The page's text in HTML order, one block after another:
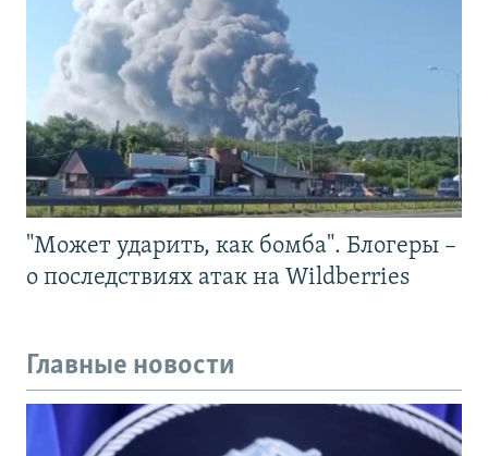
"Может ударить, как бомба". Блогеры –
о последствиях атак на Wildberries
Главные новости